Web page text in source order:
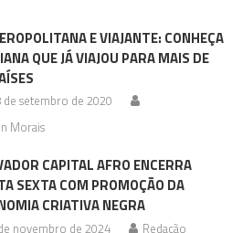
E VIAJANTE: CONHEÇA
QUE JÁ VIAJOU PARA MAIS DE
de setembro de 2020
Morais
CAPITAL AFRO ENCERRA
SEXTA COM PROMOÇÃO DA
CRIATIVA NEGRA
novembro de 2024 Redação